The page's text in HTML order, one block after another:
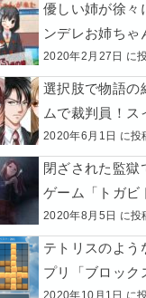
優しい姉が徐
ンデレお姉ちゃ
2020年2月27日 に
選択肢で物語の
ムで裁判員！ス
2020年6月1日 に投
閉ざされた監獄
ゲーム「トガビ
2020年8月5日 に投
テトリスのよう
プリ「ブロック
2020年10月1日 に